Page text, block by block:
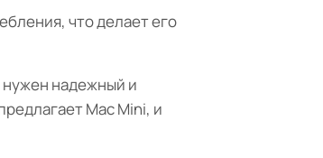
что делает его
надежный и
Mac Mini, и